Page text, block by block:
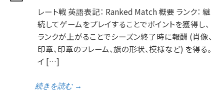
レート戦 英語表記： Ranked Match 概要 ランク： 継
続してゲームをプレイすることでポイントを獲得し、
ランクが上がることでシーズン終了時に報酬 (肖像、
印章、印章のフレーム、旗の形状、模様など) を得る。
イ […]
続きを読む→